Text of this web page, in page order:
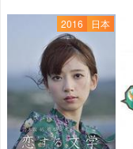
2016 日本